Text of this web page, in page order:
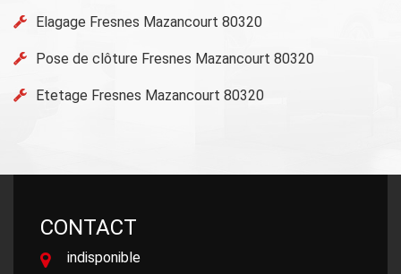
Elagage Fresnes Mazancourt 80320
Pose de clôture Fresnes Mazancourt 80320
Etetage Fresnes Mazancourt 80320
CONTACT
indisponible